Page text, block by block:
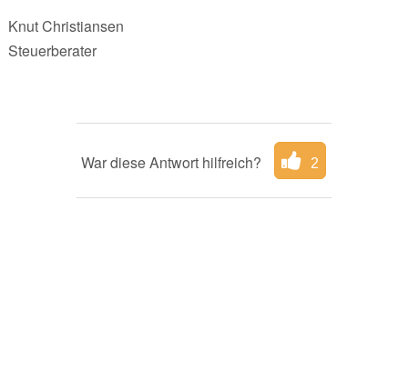
Knut Christiansen
Steuerberater
War diese Antwort hilfreich? 2